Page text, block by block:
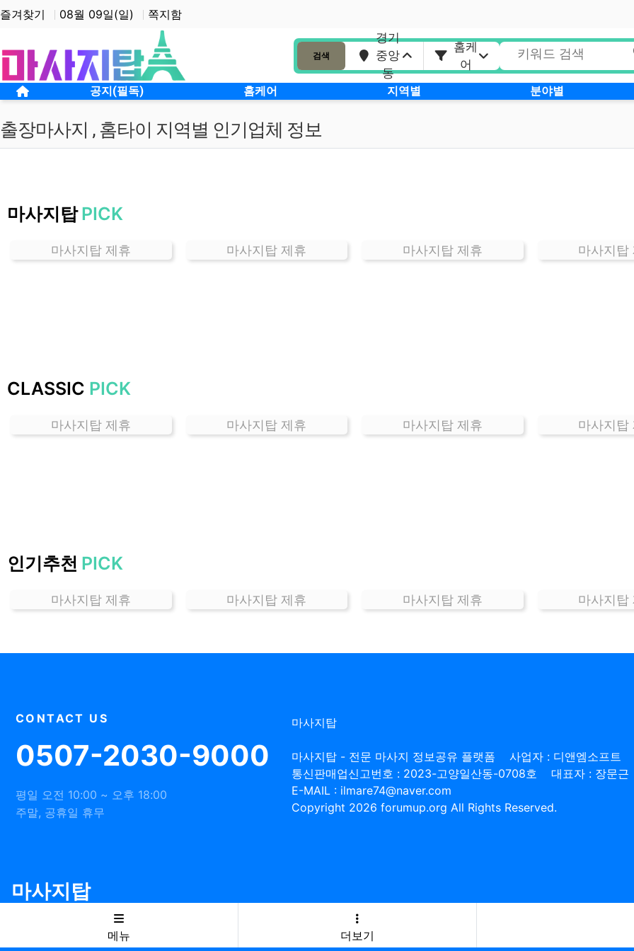
상단 네비
즐겨찾기 08월 09일(일) 쪽지함
검색
경기
중앙
동
홈케
어
메인 메뉴 공지(필독) 홈케어 지역별 분야별
홈으로
출장마사지 , 홈타이 지역별 인기업체 정보
중
가
격
천
마사지탑 PICK
마사지탑 제휴 마사지탑 제휴 마사지탑 제휴 마사지탑
CLASSIC PICK
마사지탑 제휴 마사지탑 제휴 마사지탑 제휴 마사지탑
인기추천 PICK
마사지탑 제휴 마사지탑 제휴 마사지탑 제휴 마사지탑
CONTACT US
0507-2030-9000
평일 오전 10:00 ~ 오후 18:00
주말, 공휴일 휴무
마사지탑
마사지탑 - 전문 마사지 정보공유 플랫폼
사업자 : 디앤엠소프트
통신판매업신고번호 : 2023-고양일산동-0708호
대표자 : 장문근
E-MAIL : ilmare74@naver.com
Copyright 2026 forumup.org All Rights Reserved.
마사지탑
메뉴
더보기